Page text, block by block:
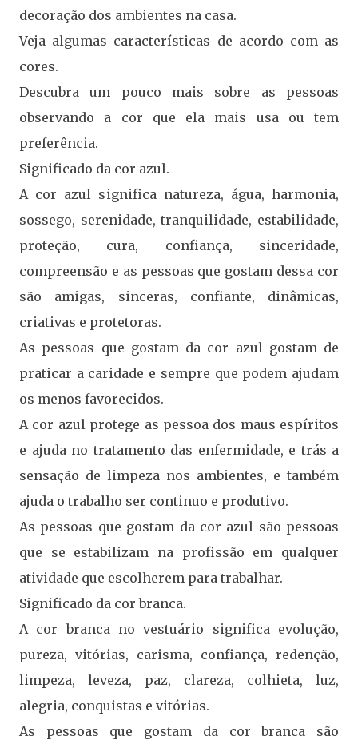
decoração dos ambientes na casa.
Veja algumas características de acordo com as
cores.
Descubra um pouco mais sobre as pessoas
observando a cor que ela mais usa ou tem
preferência.
Significado da cor azul.
A cor azul significa natureza, água, harmonia,
sossego, serenidade, tranquilidade, estabilidade,
proteção, cura, confiança, sinceridade,
compreensão e as pessoas que gostam dessa cor
são amigas, sinceras, confiante, dinâmicas,
criativas e protetoras.
As pessoas que gostam da cor azul gostam de
praticar a caridade e sempre que podem ajudam
os menos favorecidos.
A cor azul protege as pessoa dos maus espíritos
e ajuda no tratamento das enfermidade, e trás a
sensação de limpeza nos ambientes, e também
ajuda o trabalho ser continuo e produtivo.
As pessoas que gostam da cor azul são pessoas
que se estabilizam na profissão em qualquer
atividade que escolherem para trabalhar.
Significado da cor branca.
A cor branca no vestuário significa evolução,
pureza, vitórias, carisma, confiança, redenção,
limpeza, leveza, paz, clareza, colhieta, luz,
alegria, conquistas e vitórias.
As pessoas que gostam da cor branca são